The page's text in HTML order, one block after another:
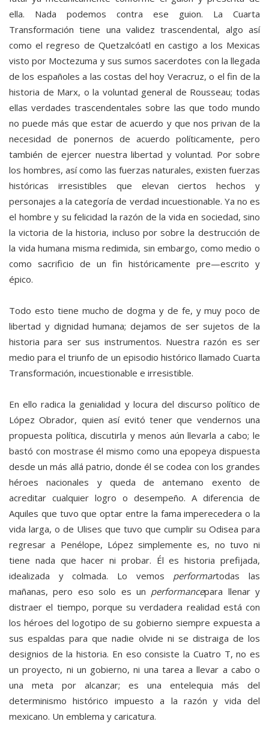
ella. Nada podemos contra ese guion. La Cuarta
Transformación tiene una validez trascendental, algo así
como el regreso de Quetzalcóatl en castigo a los Mexicas
visto por Moctezuma y sus sumos sacerdotes con la llegada
de los españoles a las costas del hoy Veracruz, o el fin de la
historia de Marx, o la voluntad general de Rousseau; todas
ellas verdades trascendentales sobre las que todo mundo
no puede más que estar de acuerdo y que nos privan de la
necesidad de ponernos de acuerdo políticamente, pero
también de ejercer nuestra libertad y voluntad. Por sobre
los hombres, así como las fuerzas naturales, existen fuerzas
históricas irresistibles que elevan ciertos hechos y
personajes a la categoría de verdad incuestionable. Ya no es
el hombre y su felicidad la razón de la vida en sociedad, sino
la victoria de la historia, incluso por sobre la destrucción de
la vida humana misma redimida, sin embargo, como medio o
como sacrificio de un fin históricamente pre—escrito y
épico.
Todo esto tiene mucho de dogma y de fe, y muy poco de
libertad y dignidad humana; dejamos de ser sujetos de la
historia para ser sus instrumentos. Nuestra razón es ser
medio para el triunfo de un episodio histórico llamado Cuarta
Transformación, incuestionable e irresistible.
En ello radica la genialidad y locura del discurso político de
López Obrador, quien así evitó tener que vendernos una
propuesta política, discutirla y menos aún llevarla a cabo; le
bastó con mostrase él mismo como una epopeya dispuesta
desde un más allá patrio, donde él se codea con los grandes
héroes nacionales y queda de antemano exento de
acreditar cualquier logro o desempeño. A diferencia de
Aquiles que tuvo que optar entre la fama imperecedera o la
vida larga, o de Ulises que tuvo que cumplir su Odisea para
regresar a Penélope, López simplemente es, no tuvo ni
tiene nada que hacer ni probar. Él es historia prefijada,
idealizada y colmada. Lo vemos performartodas las
mañanas, pero eso solo es un performancepara llenar y
distraer el tiempo, porque su verdadera realidad está con
los héroes del logotipo de su gobierno siempre expuesta a
sus espaldas para que nadie olvide ni se distraiga de los
designios de la historia. En eso consiste la Cuatro T, no es
un proyecto, ni un gobierno, ni una tarea a llevar a cabo o
una meta por alcanzar; es una entelequia más del
determinismo histórico impuesto a la razón y vida del
mexicano. Un emblema y caricatura.